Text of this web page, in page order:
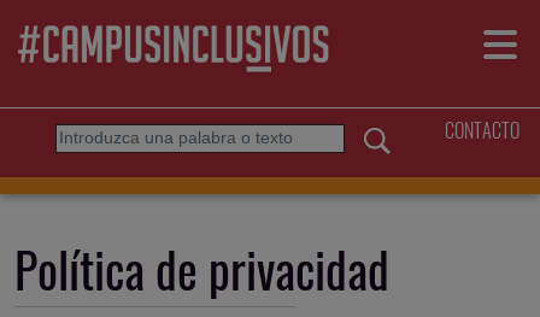
Buscar CONTACTO
Política de privacidad